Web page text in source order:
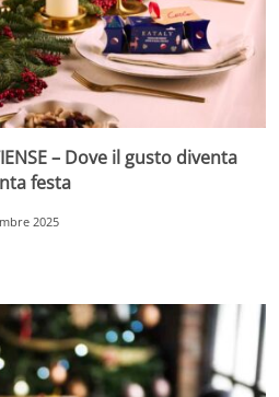
– Dove il gusto diventa
festa
2025